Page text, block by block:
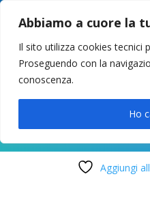
Abbiamo a cuore la
Il sito utilizza cookies tecnici
Proseguendo con la
conoscenza.
Ho
049 8627946 –
LUN-VEN
Aggiungi